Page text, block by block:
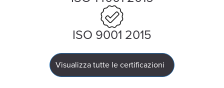
ISO 9001 2015
Visualizza tutte le certificazioni